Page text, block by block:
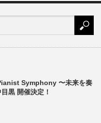
Symphony 〜未来を奏
黒 開催決定！